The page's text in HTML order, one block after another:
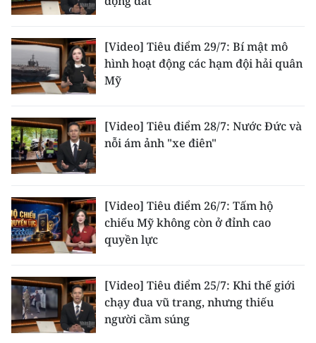
ENGLISH
中文
FRANÇAIS
ESPAÑOL
한국어
[Video] Tiêu điểm 29/7: Bí mật mô
hình hoạt động các hạm đội hải quân
Mỹ
[Video] Tiêu điểm 28/7: Nước Đức và
nỗi ám ảnh "xe điên"
[Video] Tiêu điểm 26/7: Tấm hộ
chiếu Mỹ không còn ở đỉnh cao
quyền lực
[Video] Tiêu điểm 25/7: Khi thế giới
chạy đua vũ trang, nhưng thiếu
người cầm súng